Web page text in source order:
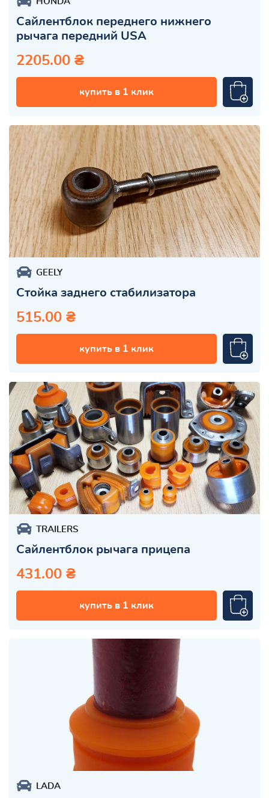
Сайлентблок переднего нижнего
рычага передний USA
2205.00 ₴
купить в 1 клик
GEELY
Стойка заднего стабилизатора
515.00 ₴
купить в 1 клик
TRAILERS
Сайлентблок рычага прицепа
431.00 ₴
купить в 1 клик
LADA